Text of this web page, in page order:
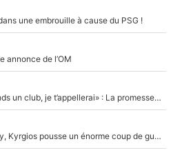
une embrouille à cause du PSG !
annonce de l’OM
Mercato - OM - «Dès que je prends un club, je t’appellerai» : La promesse de Marcelino au moment de claquer la porte
Victime de racisme contre Murray, Kyrgios pousse un énorme coup de gueule !